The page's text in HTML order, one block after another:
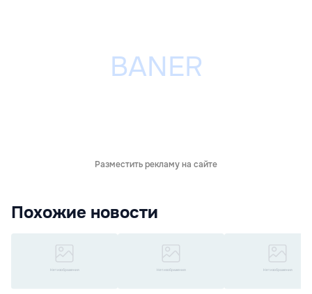
Разместить рекламу на сайте
Похожие новости